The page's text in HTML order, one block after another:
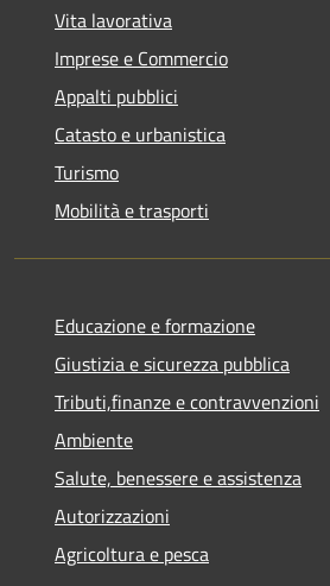
Vita lavorativa
Imprese e Commercio
Appalti pubblici
Catasto e urbanistica
Turismo
Mobilità e trasporti
Educazione e formazione
Giustizia e sicurezza pubblica
Tributi,finanze e contravvenzioni
Ambiente
Salute, benessere e assistenza
Autorizzazioni
Agricoltura e pesca